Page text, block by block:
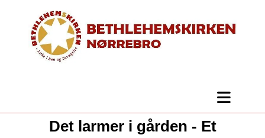
Det larmer i gården - Et